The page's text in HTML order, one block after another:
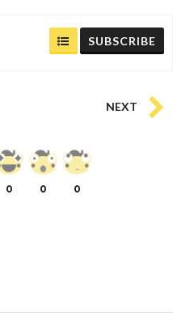
SUBSCRIBE
NEXT
0 0 0